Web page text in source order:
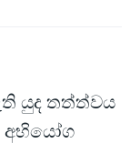
යුද තත්ත්වය
අභියෝග